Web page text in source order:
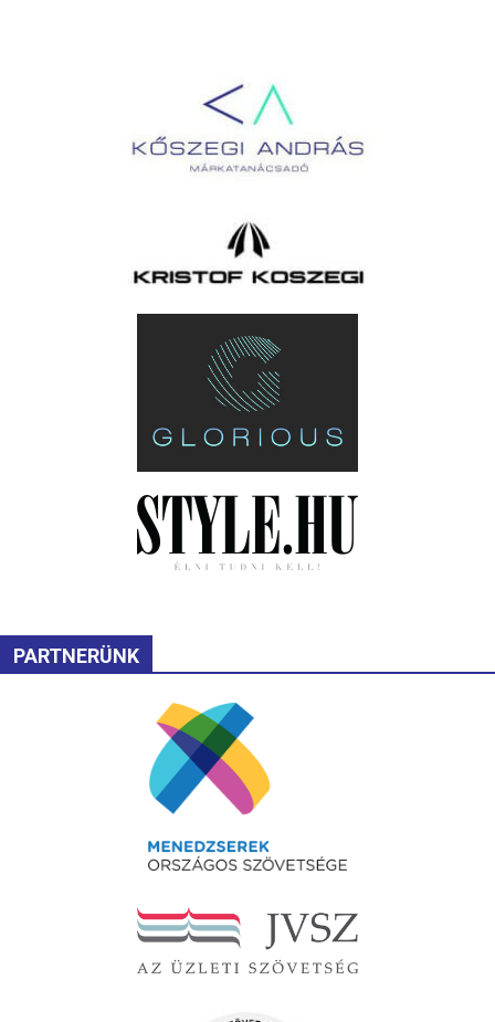
PARTNERÜNK